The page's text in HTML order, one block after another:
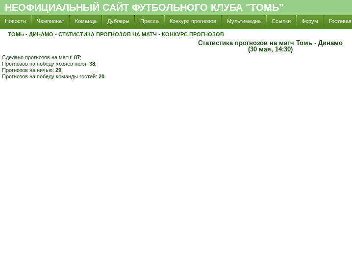
НЕОФИЦИАЛЬНЫЙ САЙТ ФУТБОЛЬНОГО КЛУБА "ТОМЬ"
Новости Чемпионат Команда Дублеры Пресса Конкурс прогнозов Мультимедиа Ссылки Форум Гостевая
ТОМЬ - ДИНАМО - СТАТИСТИКА ПРОГНОЗОВ НА МАТЧ - КОНКУРС ПРОГНОЗОВ
Статистика прогнозов на матч Томь - Динамо
(30 мая, 14:30)
Сделано прогнозов на матч: 87;
Прогнозов на победу хозяев поля: 38;
Прогнозов на ничью: 29;
Прогнозов на победу команды гостей: 20